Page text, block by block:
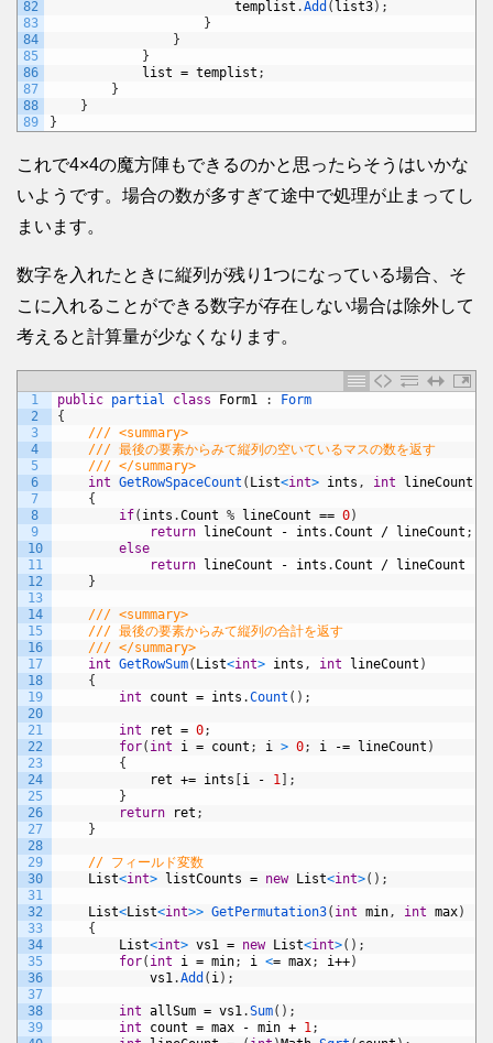
82
83
84
85
86
87
88
89
templist .Add ( list3) ;
}
}
}
list = templist ;
}
}
}
これで4×4の魔方陣もできるのかと思ったらそうはいかな
いようです。場合の数が多すぎて途中で処理が止まってし
まいます。
数字を入れたときに縦列が残り1つになっている場合、そ
こに入れることができる数字が存在しない場合は除外して
考えると計算量が少なくなります。
1
2
3
4
5
6
7
8
9
10
11
12
13
14
15
16
17
18
19
20
21
22
23
24
25
26
27
28
29
30
31
32
33
34
35
36
37
38
39
public partial class Form1 :
Form
{
/// <summary>
/// 最後の要素からみて縦列の空いているマスの数を返す
/// </summary>
int GetRowSpaceCount ( List<int> ints , int lineCount
{
if( ints .Count % lineCount == 0)
return
lineCount - ints .Count / lineCount ;
else
return
lineCount - ints .Count / lineCount
}
/// <summary>
/// 最後の要素からみて縦列の合計を返す
/// </summary>
int GetRowSum( List<int> ints , int lineCount )
{
int
count = ints .Count ( ) ;
int ret = 0;
for( int i = count ; i > 0; i -= lineCount )
{
ret += ints i - 1
;
}
return
ret ;
}
// フィールド変数
List<int> listCounts = new List<int>( ) ;
List<List<int>> GetPermutation3( int min, int max)
{
List<int> vs1 = new List<int>( ) ;
for( int i = min; i <= max; i++)
vs1.Add ( i) ;
int allSum = vs1.Sum( ) ;
int
count = max - min + 1;